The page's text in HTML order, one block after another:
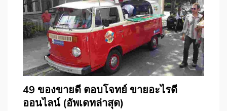
49 ของขายดี ตอบโจทย์ ขายอะไรดี
ออนไลน์ (อัพเดทล่าสุด)